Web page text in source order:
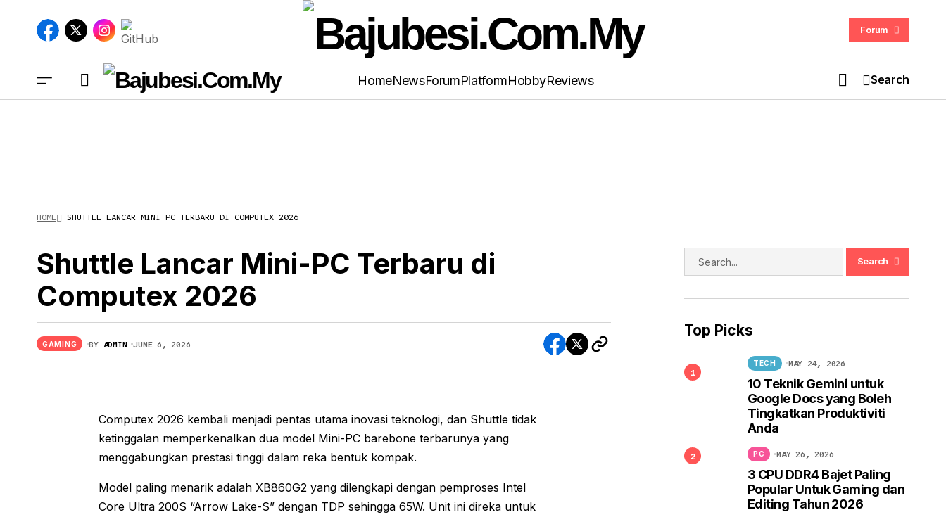
Forum
HomeNewsForumPlatformHobbyReviews Search
Siaran Pameran Permainan Musim Panas
2026: Apa Yang Dapat Diharapkan?
HOME SHUTTLE LANCAR MINI-PC TERBARU DI COMPUTEX 2026
Shuttle Lancar Mini-PC Terbaru di
Computex 2026
GAMING BY ADMIN JUNE 6, 2026
Computex 2026 kembali menjadi pentas utama inovasi teknologi, dan Shuttle tidak
ketinggalan memperkenalkan dua model Mini-PC barebone terbarunya yang
menggabungkan prestasi tinggi dalam reka bentuk kompak.
Model paling menarik adalah XB860G2 yang dilengkapi dengan pemproses Intel
Core Ultra 200S “Arrow Lake-S” dengan TDP sehingga 65W. Unit ini direka untuk
Search
Top Picks
10 Teknik Gemini untuk
Google Docs yang Boleh
Tingkatkan Produktiviti
Anda
TECH MAY 24, 2026
3 CPU DDR4 Bajet Paling
Popular Untuk Gaming dan
Editing Tahun 2026
PC MAY 26, 2026